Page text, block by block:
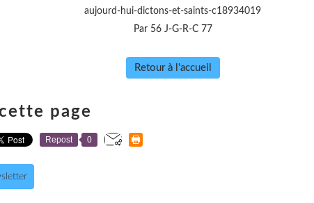
aujourd-hui-dictons-et-saints-c18934019
Par 56 J-G-R-C 77
Retour à l'accueil
page
Repost 0